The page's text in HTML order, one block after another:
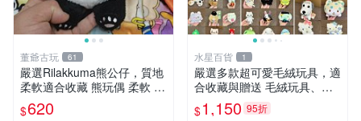
董爺古玩 61
嚴選Rilakkuma熊公仔，質地
柔軟適合收藏 熊玩偶 柔軟 公
仔 收藏
$620
水星百貨 1
嚴選多款超可愛毛絨玩具，適
合收藏與贈送 毛絨玩具、抱
枕、公仔
$1,150 95折